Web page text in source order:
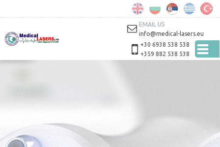
+30 6938 538 538
+359 882 538 538
EMAIL US
info@medical-lasers.eu